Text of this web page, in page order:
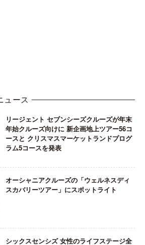
ュース
リージェント セブンシーズクルーズが年末
年始クルーズ向けに 新企画地上ツアー56コ
ースと クリスマスマーケットランドプログ
ラム5コースを発表
オーシャニアクルーズの「ウェルネスディ
スカバリーツアー」にスポットライト
シックスセンシズ 女性のライフステージ全